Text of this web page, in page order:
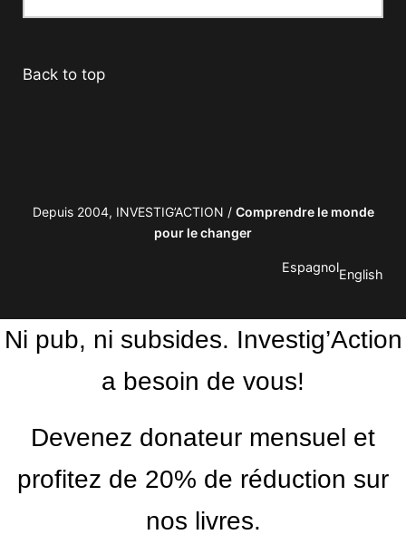
Back to top
Depuis 2004, INVESTIG’ACTION / Comprendre le monde
pour le changer
EspagnolEnglish
Ni pub, ni subsides. Investig’Action
a besoin de vous!
Devenez donateur mensuel et
profitez de 20% de réduction sur
nos livres.